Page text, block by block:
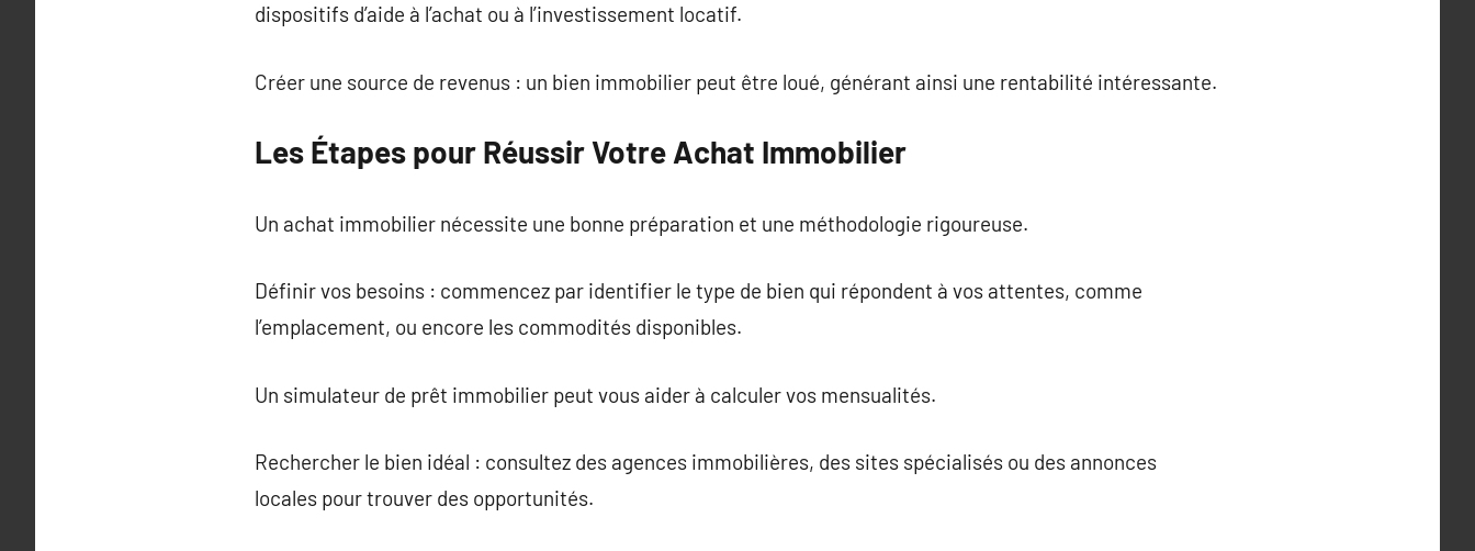
dispositifs d’aide à l’achat ou à l’investissement locatif.
Créer une source de revenus : un bien immobilier peut être loué, générant ainsi une rentabilité intéressante.
Les Étapes pour Réussir Votre Achat Immobilier
Un achat immobilier nécessite une bonne préparation et une méthodologie rigoureuse.
Définir vos besoins : commencez par identifier le type de bien qui répondent à vos attentes, comme
l’emplacement, ou encore les commodités disponibles.
Un simulateur de prêt immobilier peut vous aider à calculer vos mensualités.
Rechercher le bien idéal : consultez des agences immobilières, des sites spécialisés ou des annonces
locales pour trouver des opportunités.